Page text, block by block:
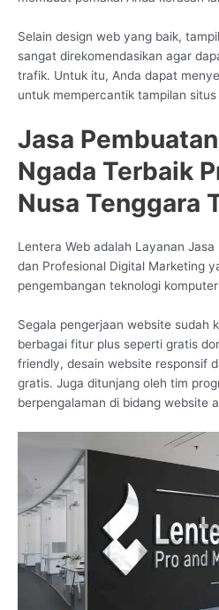
Selain design web yang baik,
sangat direkomendasikan agar
trafik. Untuk itu, Anda dapat
untuk mempercantik tampilan situs
Jasa
Ngada Terbaik
Nusa Tenggara
Lentera Web adalah Layanan
dan Profesional Digital Marketing
pengembangan teknologi
Segala pengerjaan website sudah
berbagai fitur plus seperti gratis
friendly, desain website responsif
gratis. Juga ditunjang oleh tim
berpengalaman di bidang website